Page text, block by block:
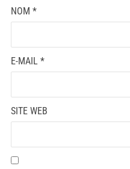
NOM *
E-MAIL *
SITE WEB